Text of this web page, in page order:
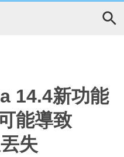
14.4新功能
能導致
失